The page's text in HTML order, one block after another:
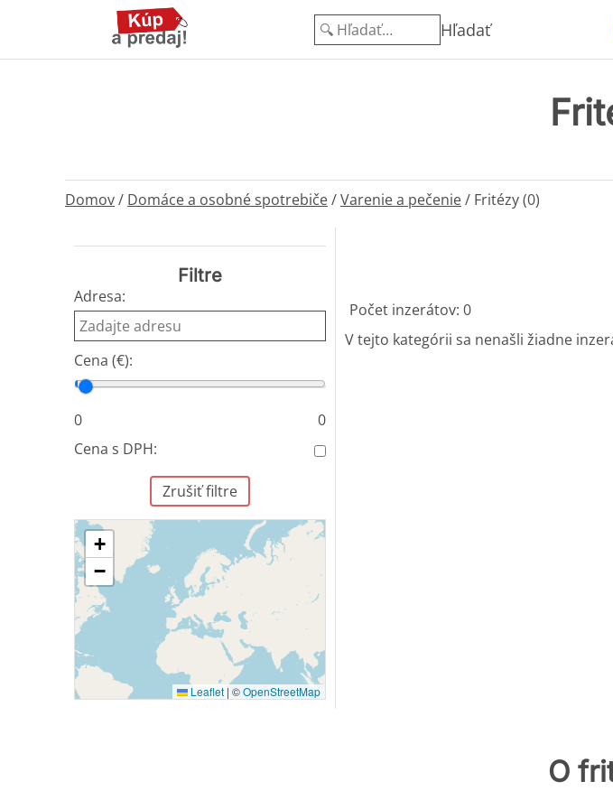
Hľadať
Domov/ Domáce a osobné spotrebiče/Varenie a pečenie/ Fritézy (0)
Filtre
Adresa:
Cena (€):
Cena od
Cena do
0
0
Cena s DPH:
Zrušiť filtre
+
−
Leaflet | ©OpenStreetMap
Počet inzerátov: 0
V tejto kategórii sa nenašli žiadne
O